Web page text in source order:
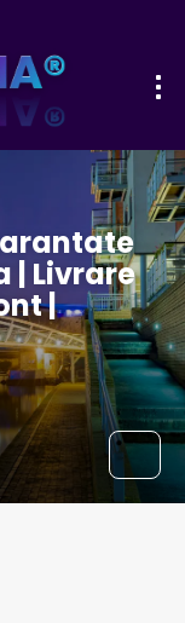
| Livrare
|